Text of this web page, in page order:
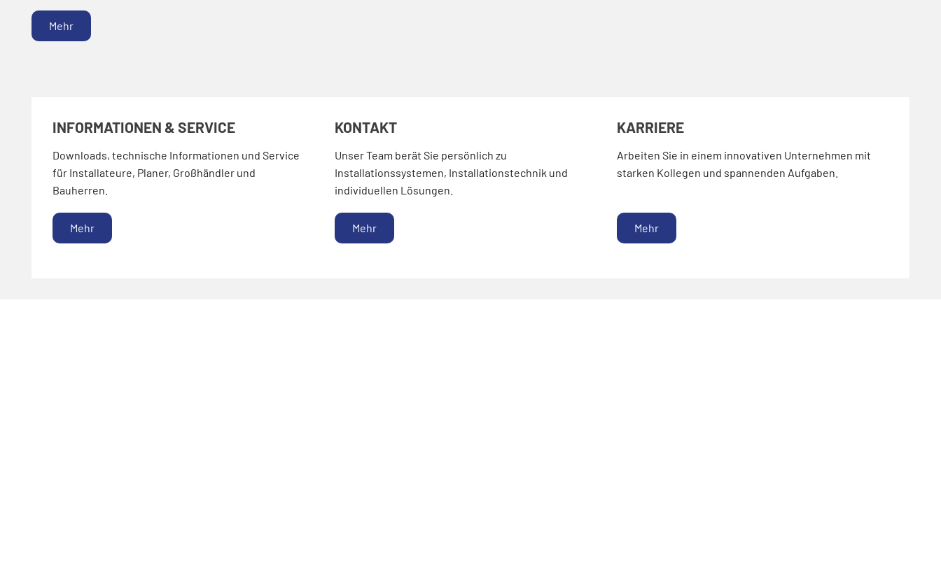
Mehr
INFORMATIONEN & SERVICE
Downloads, technische Informationen und Service
für Installateure, Planer, Großhändler und
Bauherren.
Mehr
KONTAKT
Unser Team berät Sie persönlich zu
Installationssystemen, Installationstechnik und
individuellen Lösungen.
Mehr
KARRIERE
Arbeiten Sie in einem innovativen Unternehmen mit
starken Kollegen und spannenden Aufgaben.
Mehr